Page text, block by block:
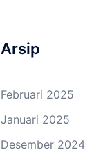
Arsip
Februari 2025
Januari 2025
Desember 2024